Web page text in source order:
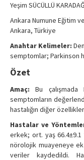
Yeşim SÜCÜLLÜ
Ankara Numune Eğitim
Ankara, Türkiye
Anahtar Kelimeler:
semptomlar; Parkinson
Özet
Amaç: Bu çalışmada
semptomların
hastalığın diğer
Hastalar ve
erkek; ort. yaş 66.4±9.1
nörolojik muayeneye
veriler kaydedildi.